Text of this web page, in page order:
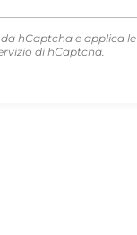
hCaptcha e applica le
di hCaptcha.